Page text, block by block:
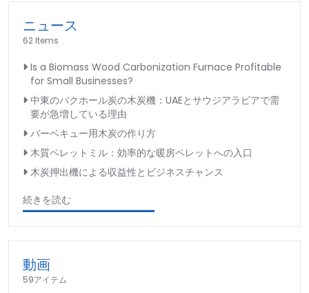
ニュース
62 Items
Is a Biomass Wood Carbonization Furnace Profitable
for Small Businesses?
中東のバクホール炭の木炭機：UAEとサウジアラビアで需
要が急増している理由
バーベキュー用木炭の作り方
木質ペレットミル：効率的な暖房ペレットへの入口
木炭押出機による収益性とビジネスチャンス
続きを読む
動画
59アイテム